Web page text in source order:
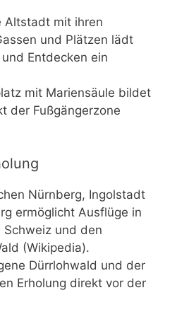
Altstadt mit ihren
und Plätzen lädt
Entdecken ein
mit Mariensäule bildet
der Fußgängerzone
Nürnberg, Ingolstadt
ermöglicht Ausflüge in
Schweiz und den
(Wikipedia).
Dürrlohwald und der
Erholung direkt vor der